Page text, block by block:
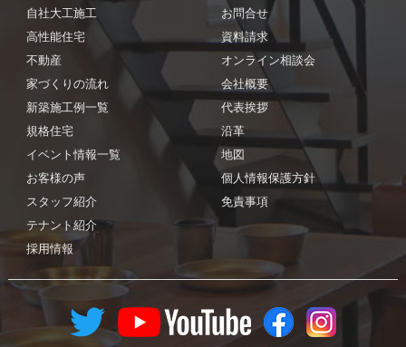
自社大工施工
高性能住宅
不動産
家づくりの流れ
新築施工例一覧
規格住宅
イベント情報一覧
お客様の声
スタッフ紹介
テナント紹介
採用情報
お問合せ
資料請求
オンライン相談会
会社概要
代表挨拶
沿革
地図
個人情報保護方針
免責事項